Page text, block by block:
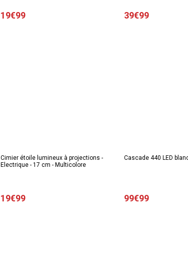
19€99 39€99
Cimier étoile lumineux à projections -
Electrique - 17 cm - Multicolore
19€99
Cascade 440 LED
99€99